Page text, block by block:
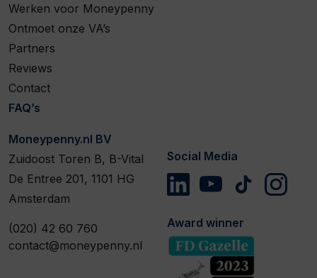
Werken voor Moneypenny
Ontmoet onze VA’s
Partners
Reviews
Contact
FAQ’s
Moneypenny.nl BV
Zuidoost Toren B, B-Vital
De Entree 201, 1101 HG
Amsterdam
(020) 42 60 760
contact@moneypenny.nl
Social Media
Award winner